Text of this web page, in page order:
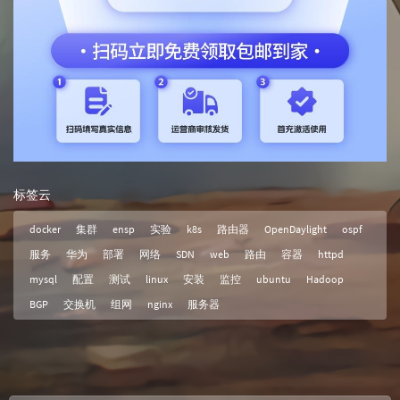
标签云
docker 集群 ensp 实验 k8s 路由器 OpenDaylight
ospf
服务
华为 部署 网络 SDN web 路由 容器
httpd
mysql
配置 测试 linux 安装 监控 ubuntu
Hadoop
BGP
交换机 组网 nginx 服务器